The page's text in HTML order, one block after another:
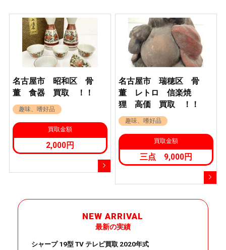
名古屋市 昭和区 骨
董 食器 買取 ！！
趣味、嗜好品
買取金額
2,000円
名古屋市 瑞穂区 骨
董 レトロ 信楽焼
狸 高価 買取 ！！
趣味、嗜好品
買取金額
三点 9,000円
NEW ARRIVAL
最新の実績
シャープ 19型 TV テレビ買取 2020年式